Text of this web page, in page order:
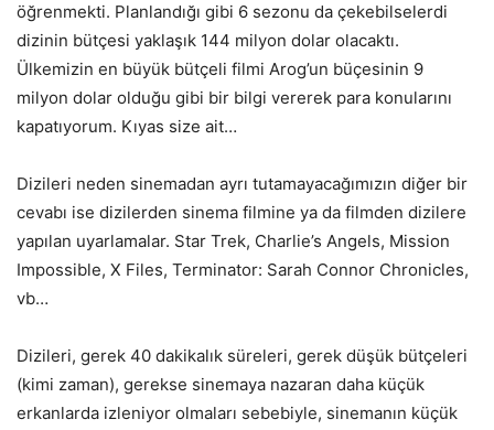
öğrenmekti. Planlandığı gibi 6 sezonu da çekebilselerdi
dizinin bütçesi yaklaşık 144 milyon dolar olacaktı.
Ülkemizin en büyük bütçeli filmi Arog’un büçesinin 9
milyon dolar olduğu gibi bir bilgi vererek para konularını
kapatıyorum. Kıyas size ait…
Dizileri neden sinemadan ayrı tutamayacağımızın diğer bir
cevabı ise dizilerden sinema filmine ya da filmden dizilere
yapılan uyarlamalar. Star Trek, Charlie’s Angels, Mission
Impossible, X Files, Terminator: Sarah Connor Chronicles,
vb…
Dizileri, gerek 40 dakikalık süreleri, gerek düşük bütçeleri
(kimi zaman), gerekse sinemaya nazaran daha küçük
erkanlarda izleniyor olmaları sebebiyle, sinemanın küçük